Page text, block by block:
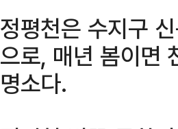
정평천은 수지구
으로, 매년 봄이면
명소다.